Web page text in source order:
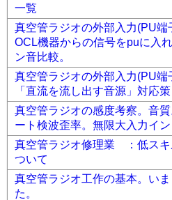
一覧
真空管ラジオの外部入力(PU
OCL機器からの信号をpuに入
ン音比較。
真空管ラジオの外部入力(PU端
「直流を流し出す音源」対応策
真空管ラジオの感度考察。音
ート検波歪率。無限大入力イ
真空管ラジオ修理業 ：低スキ
ついて
真空管ラジオ工作の基本。い
た。